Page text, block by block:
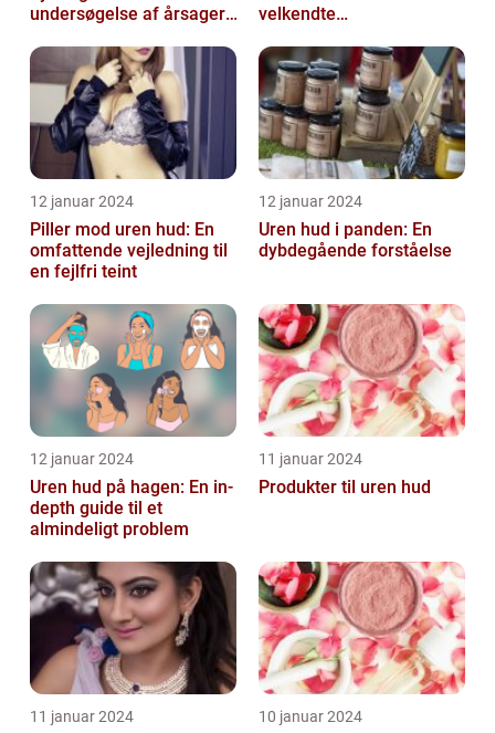
undersøgelse af årsager,
forebyggelse
velkendte
12 januar 2024
Piller mod uren hud: En
omfattende vejledning til
en fejlfri teint
12 januar 2024
Uren hud i panden: En
dybdegående forståelse
12 januar 2024
Uren hud på hagen: En in-
depth guide til et
almindeligt problem
11 januar 2024
Produkter til uren hud
11 januar 2024 10 januar 2024